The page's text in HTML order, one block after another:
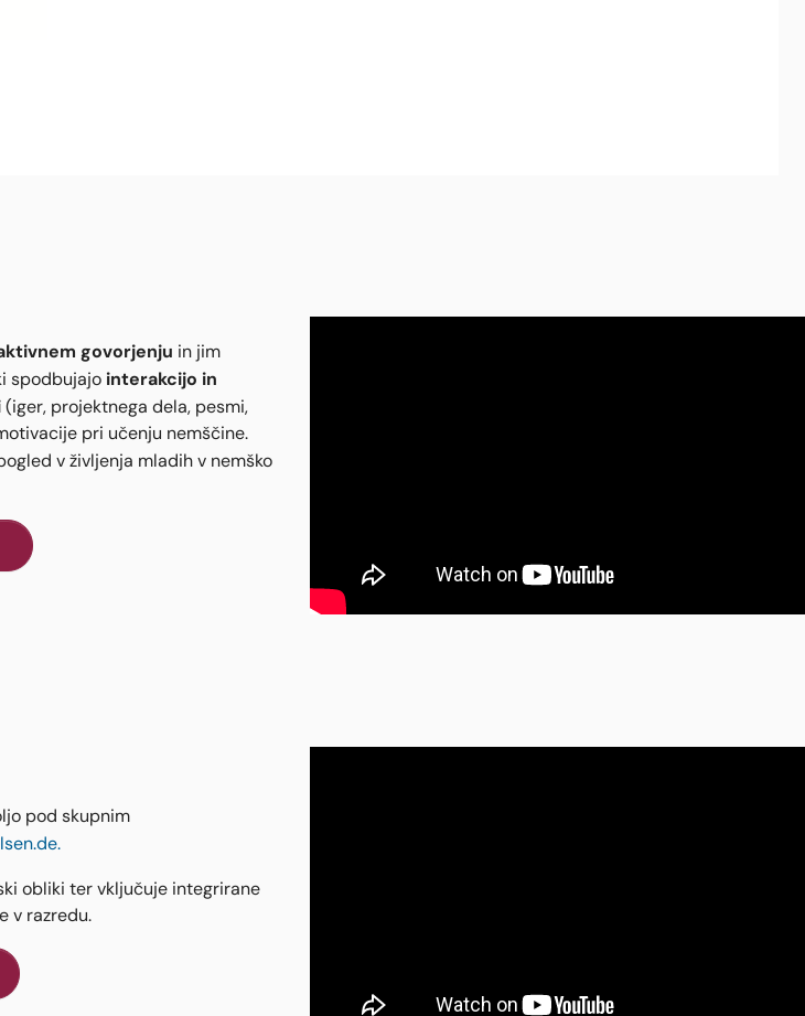
govorjenju in jim
spodbujajo interakcijo in
(iger, projektnega dela, pesmi,
pri učenju nemščine.
v življenja mladih v nemško
pod skupnim
obliki ter vključuje integrirane
v razredu.